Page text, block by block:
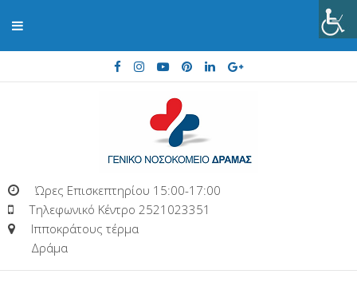
Ώρες Επισκεπτηρίου 15:00-17:00
Τηλεφωνικό Κέντρο 2521023351
Ιπποκράτους τέρμα
Δράμα